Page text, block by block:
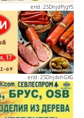
erid: 2SDnjdPjgYS
erid: 2SDnjdvhGXG